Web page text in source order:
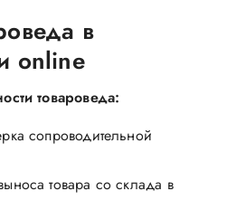
в
online
товароведа:
сопроводительной
товара со склада в